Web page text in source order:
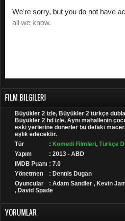
FILM BILGILERI
Büyükler 2 izle, Büyükler 2 türkçe
Büyükler 2 hd izle, Aynı mahallenin
eski yerlerine dönerler bu defaki
eşlik edecektir.
Tür
: Komedi Filmleri, Türkçe
Yapım
: 2013 - ABD
IMDB Puanı : 7.0
Yönetmen
: Dennis Dugan
Oyuncular
: Adam Sandler , Kevin
, David Spade
YORUMLAR